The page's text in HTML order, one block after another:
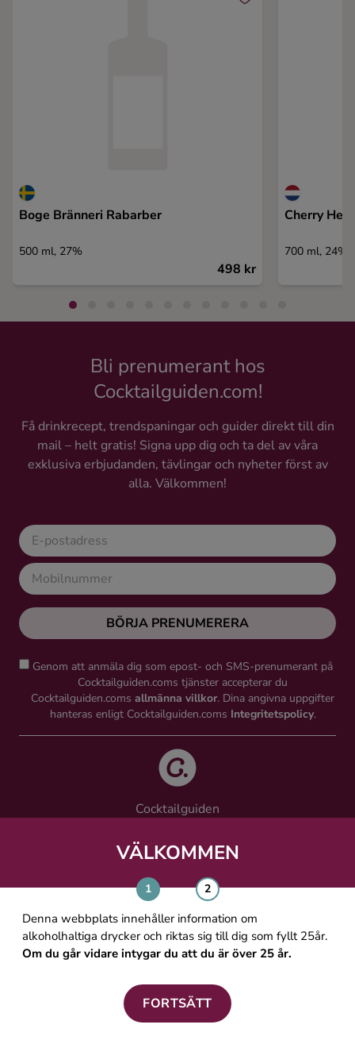
VÄLKOMMEN
Denna webbplats innehåller information om
alkoholhaltiga drycker och riktas sig till dig som fyllt 25år.
Om du går vidare intygar du att du är över 25 år.
FORTSÄTT
Boge Bränneri Rabarber
500 ml, 27%
498 kr
Cherry
700 ml, 24%
Bli prenumerant hos
Cocktailguiden.com!
Få drinkrecept, trendspaningar och guider direkt till din
mail – helt gratis! Signa upp dig och ta del av våra
exklusiva erbjudanden, tävlingar och nyheter först av
alla. Välkommen!
BÖRJA PRENUMERERA
Genom att anmäla dig som epost- och SMS-prenumerant på
Cocktailguiden.coms tjänster accepterar du
Cocktailguiden.coms allmänna villkor. Dina angivna uppgifter
hanteras enligt Cocktailguiden.coms Integritetspolicy.
Cocktailguiden
Västra Järnvägsgatan 21, 111 64 Stockholm
ALLMÄNNA VILLKOR
PERSONUPPGIFTSPOLICY